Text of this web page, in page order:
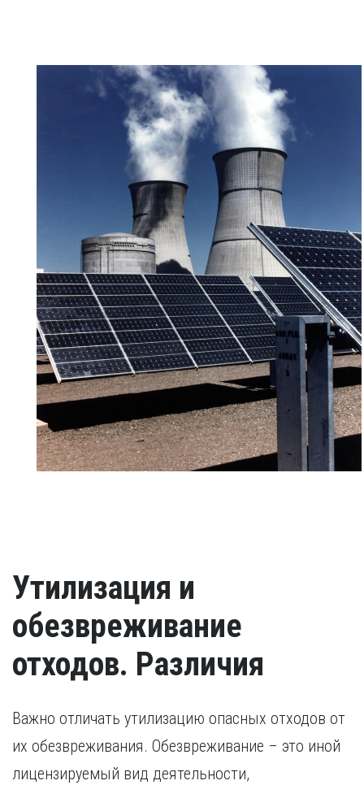
Утилизация и
обезвреживание
отходов. Различия
Важно отличать утилизацию опасных отходов от
их обезвреживания. Обезвреживание – это иной
лицензируемый вид деятельности,